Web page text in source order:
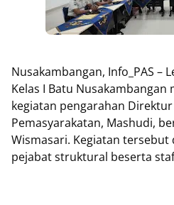
Nusakambangan, Info_PAS –
Kelas I Batu
kegiatan pengarahan Direktur
Pemasyarakatan, Mashudi,
Wismasari. Kegiatan tersebut
pejabat struktural beserta